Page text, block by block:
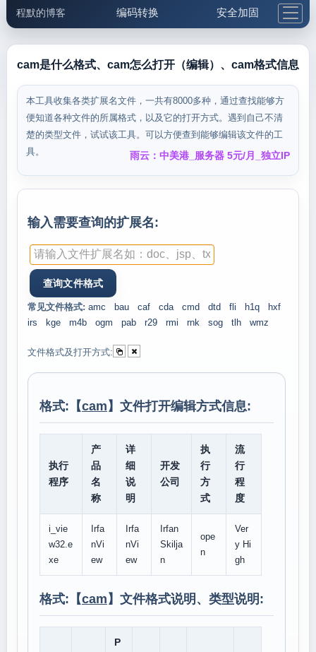
程默的博客 编码转换 安全加固
邮件工具 生活便民 更多工具
5.1支付宝大红包
cam是什么格式、cam怎么打开（编辑）、cam格式信息
本工具收集各类扩展名文件，一共有8000多种，通过查找能够方
便知道各种文件的所属格式，以及它的打开方式。遇到自己不清
楚的类型文件，试试该工具。可以方便查到能够编辑该文件的工
具。
雨云：中美港_服务器 5元/月_独立IP
输入需要查询的扩展名:
常见文件格式: amc bau caf cda cmd dtd fli h1q
hxf
irs
kge m4b ogm pab r29 rmi rnk sog tlh wmz
文件格式及打开方式:
格式:【cam 】文件打开编辑方式信息:
执行
程序
产
品
名
称
详
细
说
明
开发
公司
执
行
方
式
流
行
程
度
i_vie
w32.e
xe
Irfa
nVi
ew
Irfa
nVi
ew
Irfan
Skilja
n
ope
n
Ver
y Hi
gh
格式:【cam 】文件格式说明、类型说明:
P